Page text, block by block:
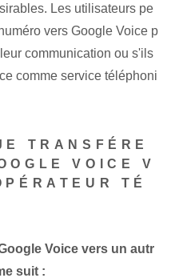
Les utilisateurs pe
vers Google Voice p
communication ou s'ils
comme service téléphoni
TRANSFÉRE
VOICE V
TÉ
Voice vers un autr
suit :